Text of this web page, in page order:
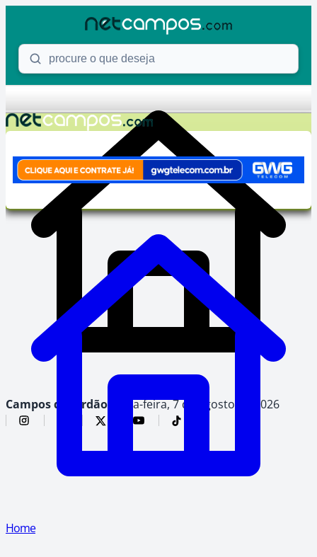
Procure o que deseja
Campos do Jordão, sexta-feira, 7 de agosto de 2026
Home